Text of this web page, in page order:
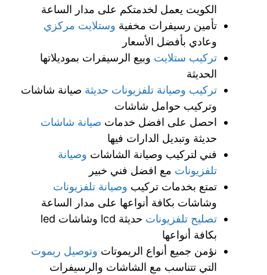
الكويت يعمل لخدمتكم على مدار الساعة
تأمين رسيفرات مخفية وستلايت مركزي
وعادي بأفضل الأسعار
تركيب ستلايت وبيع الرسيفرات بموديلاتها
الحديثة
تركيب وصيانة تلفزيونات حديثة صيانة شاشات
وتركيب حوامل شاشات
احصل على افضل خدمات صيانة شاشات
حديثة وتبديل الدارات فيها
فني لتركيب وصيانة الشاشات وصيانة
تلفزيونات مع افضل فني خبير
تمتع بخدمات تركيب وصيانة تلفزيونات
وشاشات بكافة أنواعها على مدار الساعة
تصليح تلفزيونات
حديثة lcd وشاشات led
بكافة أنواعها
نؤمن جميع أنواع الريموتات وتوصيل ريموت
التي تتناسب مع الشاشات والرسيفرات